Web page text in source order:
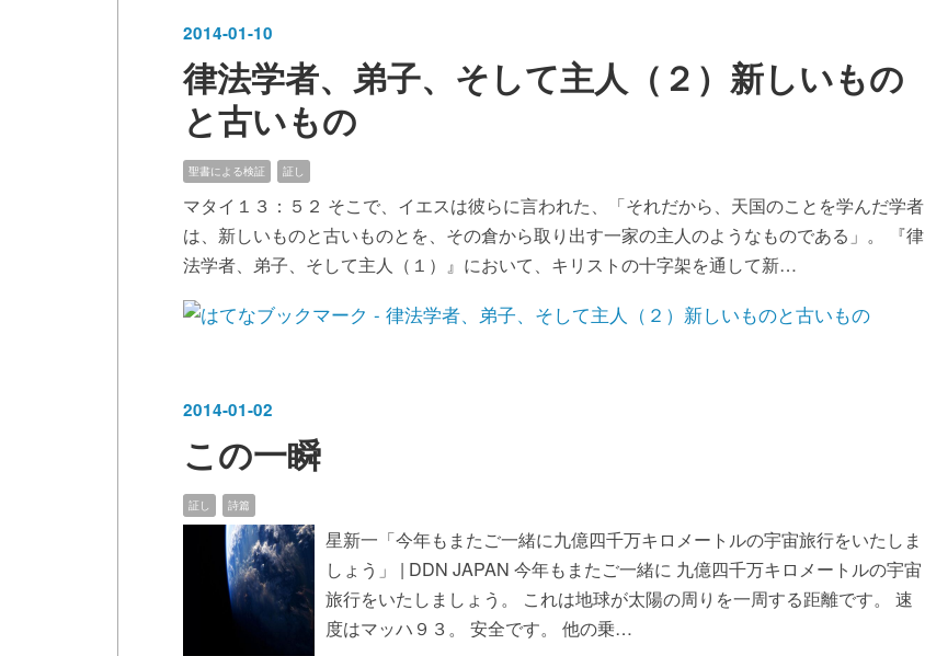
2014-01-10
律法学者、弟子、そして主人（２）新しいもの
と古いもの
聖書による検証 証し
マタイ１３：５２ そこで、イエスは彼らに言われた、「それだから、天国のことを学んだ学者
は、新しいものと古いものとを、その倉から取り出す一家の主人のようなものである」。 『律
法学者、弟子、そして主人（１）』において、キリストの十字架を通して新…
2014-01-02
この一瞬
証し 詩篇
星新一「今年もまたご一緒に九億四千万キロメートルの宇宙旅行をいたしま
しょう」 | DDN JAPAN 今年もまたご一緒に 九億四千万キロメートルの宇宙
旅行をいたしましょう。 これは地球が太陽の周りを一周する距離です。 速
度はマッハ９３。 安全です。 他の乗…